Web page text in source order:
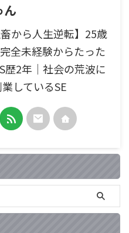
ん
から人生逆転】25歳
全未経験からたった
歴2年｜社会の荒波に
しているSE